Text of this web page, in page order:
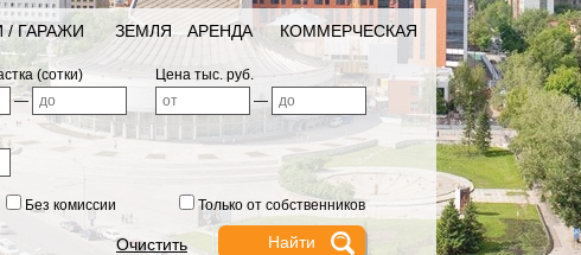
/ ГАРАЖИ ЗЕМЛЯ АРЕНДА КОММЕРЧЕСКАЯ
(сотки)
—
Цена тыс. руб.
—
Без комиссии Только от собственников
Очистить